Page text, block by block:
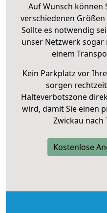
Auf Wunsch können
verschiedenen
Sollte es notwendig
unser Netzwerk
einem
Kein Parkplatz vor
sorgen
Halteverbotszone
wird, damit Sie einen
Zwickau nach
Kostenlose